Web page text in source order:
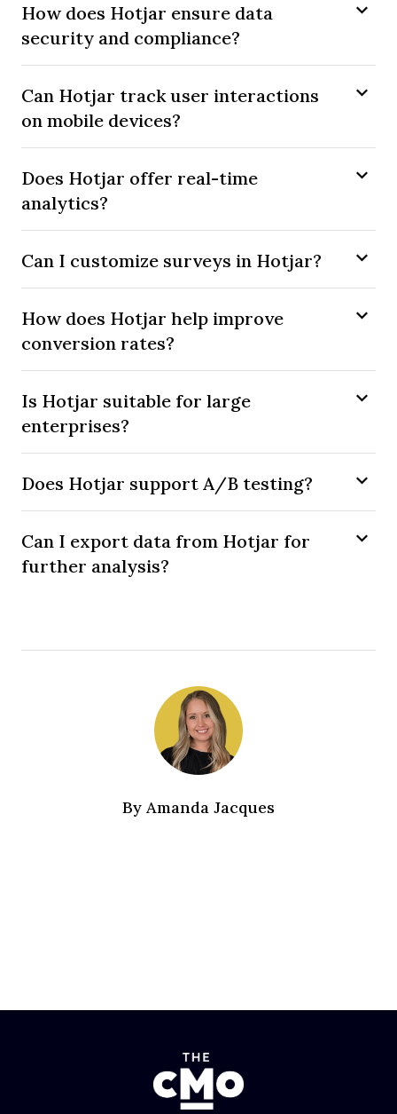
How does Hotjar ensure data
security and compliance?
Can Hotjar track user interactions
on mobile devices?
Does Hotjar offer real-time
analytics?
Can I customize surveys in Hotjar?
How does Hotjar help improve
conversion rates?
Is Hotjar suitable for large
enterprises?
Does Hotjar support A/B testing?
Can I export data from Hotjar for
further analysis?
By Amanda Jacques